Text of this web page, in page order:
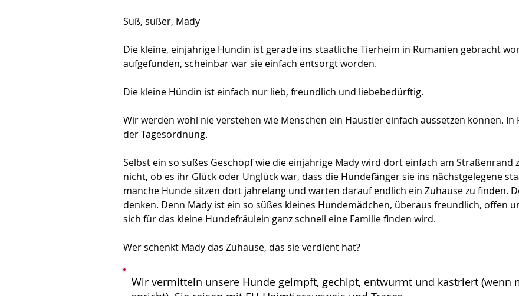
Süß, süßer, Mady
Die kleine, einjährige Hündin ist gerade ins staatliche Tierheim in Rumänien gebracht
aufgefunden, scheinbar war sie einfach entsorgt worden.
Die kleine Hündin ist einfach nur lieb, freundlich und liebebedürftig.
Wir werden wohl nie verstehen wie Menschen ein Haustier einfach aussetzen können.
der Tagesordnung.
Selbst ein so süßes Geschöpf wie die einjährige Mady wird dort einfach am Straßenrand
nicht, ob es ihr Glück oder Unglück war, dass die Hundefänger sie ins nächstgelegene
manche Hunde sitzen dort jahrelang und warten darauf endlich ein Zuhause zu finden.
denken. Denn Mady ist ein so süßes kleines Hundemädchen, überaus freundlich, offen
sich für das kleine Hundefräulein ganz schnell eine Familie finden wird.
Wer schenkt Mady das Zuhause, das sie verdient hat?
Wir vermitteln unsere Hunde geimpft, gechipt, entwurmt und kastriert (wenn